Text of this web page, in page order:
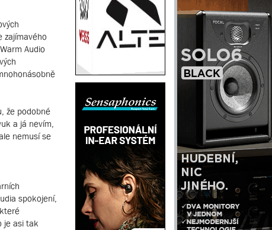
zajímavého
Audio
že podobné
a já nevím,
nemusí se
spokojení,
je asi tak